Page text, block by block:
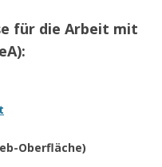
für die Arbeit mit
Oberfläche)